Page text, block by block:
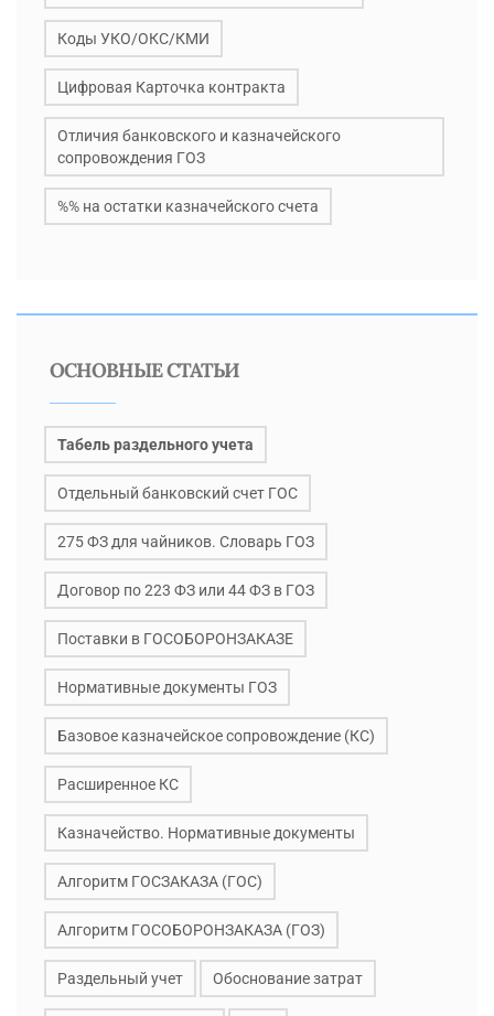
Коды УКО/ОКС/КМИ
Цифровая Карточка контракта
Отличия банковского и казначейского
сопровождения ГОЗ
%% на остатки казначейского счета
ОСНОВНЫЕ СТАТЬИ
Табель раздельного учета
Отдельный банковский счет ГОС
275 ФЗ для чайников. Словарь ГОЗ
Договор по 223 ФЗ или 44 ФЗ в ГОЗ
Поставки в ГОСОБОРОНЗАКАЗЕ
Нормативные документы ГОЗ
Базовое казначейское сопровождение (КС)
Расширенное КС
Казначейство. Нормативные документы
Алгоритм ГОСЗАКАЗА (ГОС)
Алгоритм ГОСОБОРОНЗАКАЗА (ГОЗ)
Раздельный учет Обоснование затрат